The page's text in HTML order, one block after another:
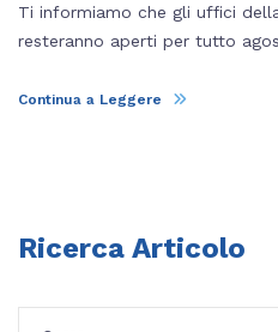
Ti informiamo che gli uffici
resteranno aperti per tutto
Continua a Leggere
Ricerca Articolo